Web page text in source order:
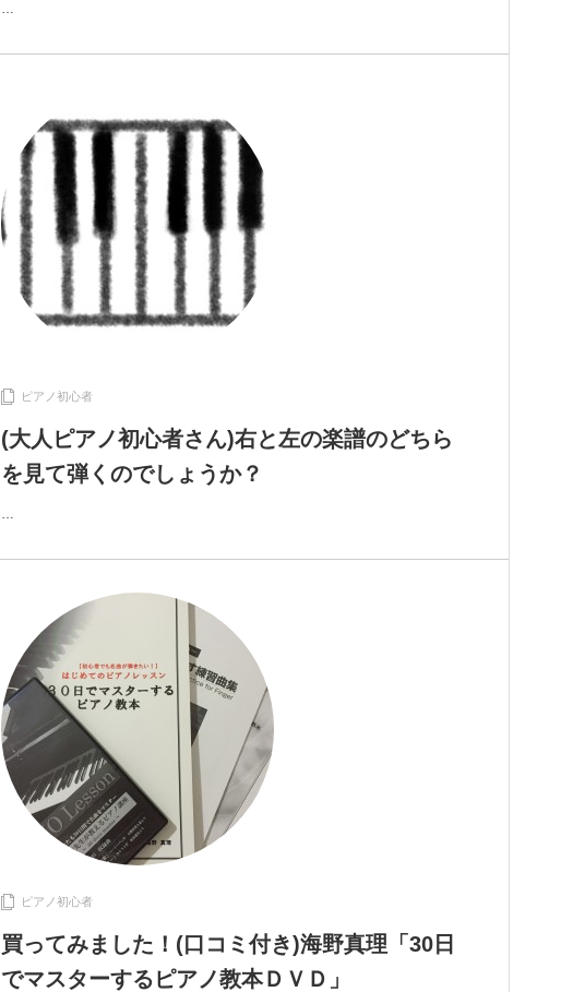
…
ピアノ初心者
(大人ピアノ初心者さん)右と左の楽譜のどちら
を見て弾くのでしょうか？
…
ピアノ初心者
買ってみました！(口コミ付き)海野真理「30日
でマスターするピアノ教本ＤＶＤ」